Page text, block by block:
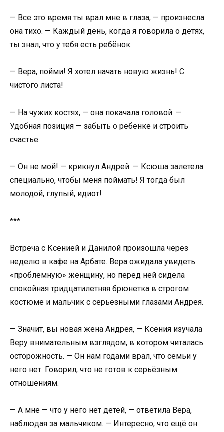
— Все это время ты врал мне в глаза, — произнесла
она тихо. — Каждый день, когда я говорила о детях,
ты знал, что у тебя есть ребёнок.
— Вера, пойми! Я хотел начать новую жизнь! С
чистого листа!
— На чужих костях, — она покачала головой. —
Удобная позиция — забыть о ребёнке и строить
счастье.
— Он не мой! — крикнул Андрей. — Ксюша залетела
специально, чтобы меня поймать! Я тогда был
молодой, глупый, идиот!
***
Встреча с Ксенией и Данилой произошла через
неделю в кафе на Арбате. Вера ожидала увидеть
«проблемную» женщину, но перед ней сидела
спокойная тридцатилетняя брюнетка в строгом
костюме и мальчик с серьёзными глазами Андрея.
— Значит, вы новая жена Андрея, — Ксения изучала
Веру внимательным взглядом, в котором читалась
осторожность. — Он нам годами врал, что семьи у
него нет. Говорил, что не готов к серьёзным
отношениям.
— А мне — что у него нет детей, — ответила Вера,
наблюдая за мальчиком. — Интересно, что ещё он